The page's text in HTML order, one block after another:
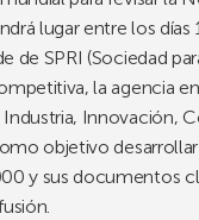
lugar entre los días
de SPRI (Sociedad
la agencia
Innovación,
objetivo desarrollar
y sus documentos